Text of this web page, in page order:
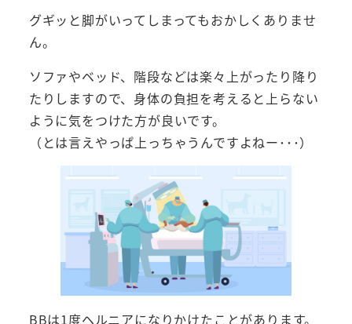
グギッと脚がいってしまってもおかしくありませ
ん。
ソファやベッド、階段などは楽々上がったり降り
たりしますので、身体の負担を考えると上らない
ように気をつけた方が良いです。
（とは言えやっぱ上っちゃうんですよねー･･･）
BBは1度ヘルニアになりかけたことがあります。